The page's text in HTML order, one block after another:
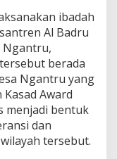
ibadah
Al Badru
Ngantru,
berada
Ngantru yang
Award
menjadi bentuk
dan
tersebut.